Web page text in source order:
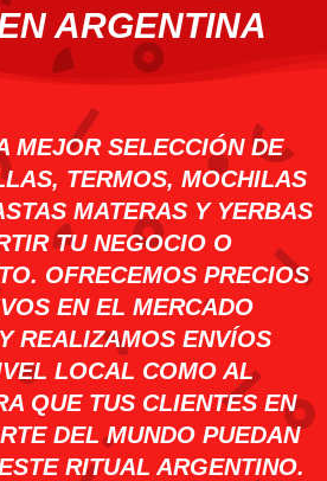
ARGENTINA
MEJOR SELECCIÓN DE
TERMOS, MOCHILAS
MATERAS Y YERBAS
TU NEGOCIO O
OFRECEMOS PRECIOS
EN EL MERCADO
REALIZAMOS ENVÍOS
LOCAL COMO AL
QUE TUS CLIENTES EN
DEL MUNDO PUEDAN
RITUAL ARGENTINO.